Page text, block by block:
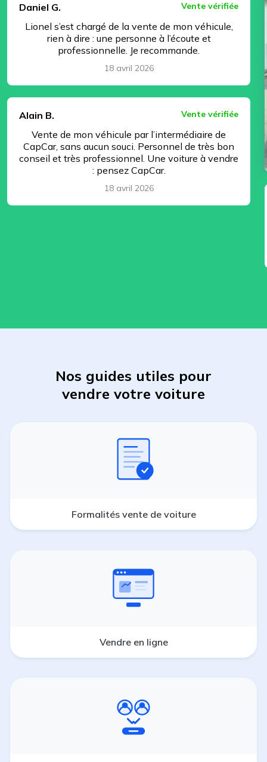
Daniel G.
Vente vérifiée
Lionel s’est chargé de la vente de mon véhicule,
rien à dire : une personne à l’écoute et
professionnelle. Je recommande.
18 avril 2026
Alain B. Vente vérifiée
Vente de mon véhicule par l’intermédiaire de
CapCar, sans aucun souci. Personnel de très bon
conseil et très professionnel. Une voiture à vendre
: pensez CapCar.
18 avril 2026
Nos guides utiles pour
vendre votre voiture
Formalités vente de voiture
Vendre en ligne